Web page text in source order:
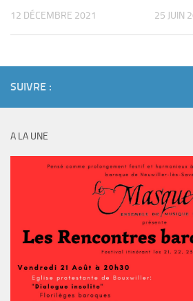
12 DÉCEMBRE 2021 25 JUIN
SUIVRE :
A LA UNE